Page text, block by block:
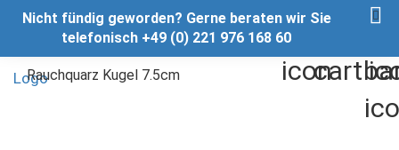
Nicht fündig geworden? Gerne beraten wir Sie
telefonisch +49 (0) 221 976 168 60
Rauchquarz Kugel 7.5cm